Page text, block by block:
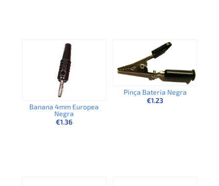
Banana 4mm Europea
Negra
€1.36
Pinça Bateria Negra
€1.23